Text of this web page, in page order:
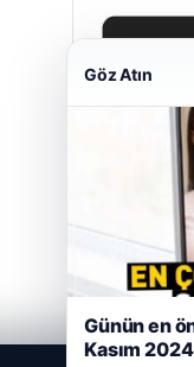
Hastaş
26/05/2026
Göz Atın
Günün en
Kasım